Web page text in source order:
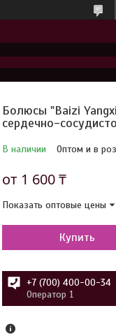
Болюсы "Baizi
сердечно-
В наличии Оптом и в
от 1 600 ₸
Показать оптовые цены
Купить
+7 (700) 400-00-34
Оператор 1